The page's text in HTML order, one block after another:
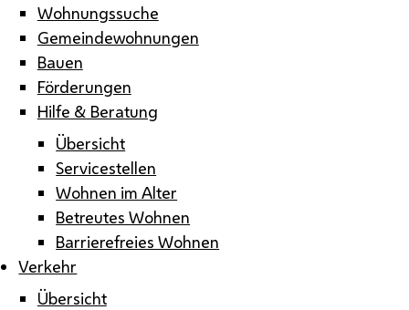
Wohnungssuche
Gemeindewohnungen
Bauen
Förderungen
Hilfe & Beratung
Übersicht
Servicestellen
Wohnen im Alter
Betreutes Wohnen
Barrierefreies Wohnen
Verkehr
Übersicht